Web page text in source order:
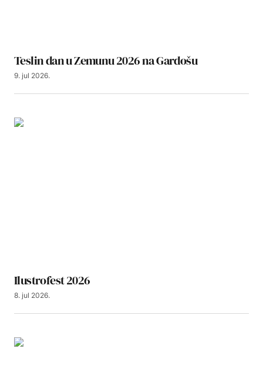
Teslin dan u Zemunu 2026 na Gardošu
9. jul 2026.
Ilustrofest 2026
8. jul 2026.